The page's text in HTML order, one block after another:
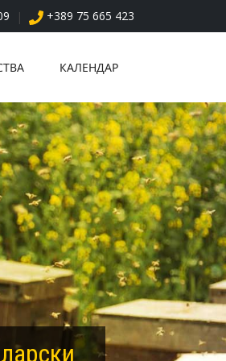
| +389 75 665 423
КАЛЕНДАР